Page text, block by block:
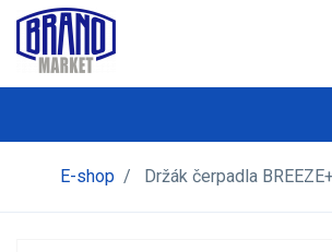
E-shop / Držák čerpadla